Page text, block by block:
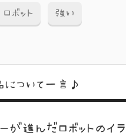
ロボット 強い
に ついて一言♪
が進んだロボットのイラ